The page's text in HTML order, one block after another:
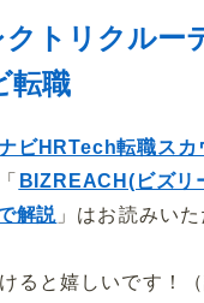
トリクルー
転職
ビHRTech転職スカ
BIZREACH(ビズリ
解説 」はお読みい
ると嬉しいです！